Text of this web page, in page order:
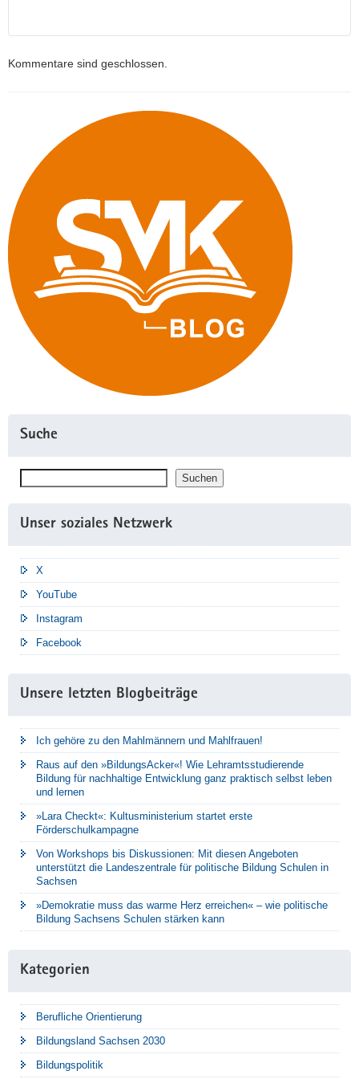
Kommentare sind geschlossen.
Suche
Suchen Suchen
Unser soziales Netzwerk
X
YouTube
Instagram
Facebook
Unsere letzten Blogbeiträge
Ich gehöre zu den Mahlmännern und Mahlfrauen!
Raus auf den »BildungsAcker«! Wie Lehramtsstudierende
Bildung für nachhaltige Entwicklung ganz praktisch selbst leben
und lernen
»Lara Checkt«: Kultusministerium startet erste
Förderschulkampagne
Von Workshops bis Diskussionen: Mit diesen Angeboten
unterstützt die Landeszentrale für politische Bildung Schulen in
Sachsen
»Demokratie muss das warme Herz erreichen« – wie politische
Bildung Sachsens Schulen stärken kann
Kategorien
Berufliche Orientierung
Bildungsland Sachsen 2030
Bildungspolitik